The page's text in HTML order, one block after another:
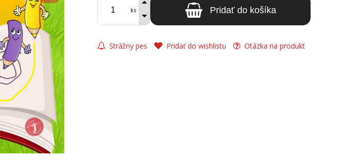
ks Pridať do košíka
Strážny pes Pridať do wishlistu Otázka na produkt